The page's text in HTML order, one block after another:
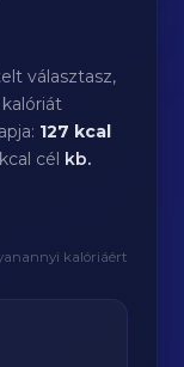
választasz,
127 kcal
cél kb.
kalóriáért